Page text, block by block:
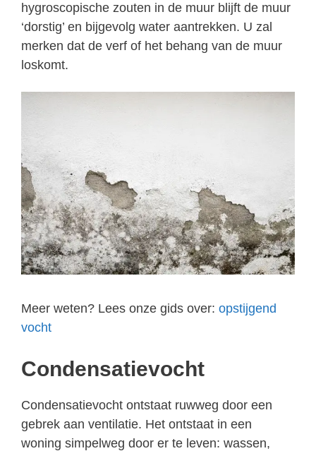
hygroscopische zouten in de muur blijft de muur
‘dorstig’ en bijgevolg water aantrekken. U zal
merken dat de verf of het behang van de muur
loskomt.
Meer weten? Lees onze gids over: opstijgend
vocht
Condensatievocht
Condensatievocht ontstaat ruwweg door een
gebrek aan ventilatie. Het ontstaat in een
woning simpelweg door er te leven: wassen,